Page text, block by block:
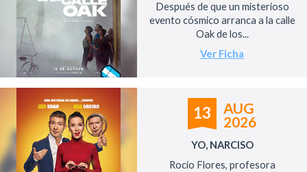
Después de que un misterioso
evento cósmico arranca a la calle
Oak de los...
Ver Ficha
13
AUG
2026
YO, NARCISO
Rocío Flores, profesora